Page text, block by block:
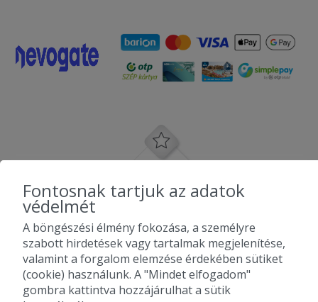
Fontosnak tartjuk az adatok
védelmét
A böngészési élmény fokozása, a személyre
szabott hirdetések vagy tartalmak megjelenítése,
valamint a forgalom elemzése érdekében sütiket
(cookie) használunk. A "Mindet elfogadom"
gombra kattintva hozzájárulhat a sütik